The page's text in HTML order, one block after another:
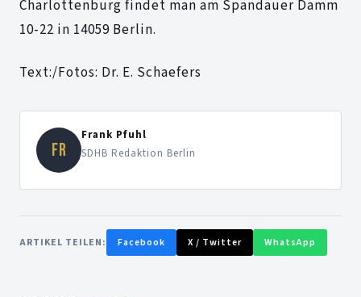
Charlottenburg findet man am Spandauer Damm
10-22 in 14059 Berlin.
Text:/Fotos: Dr. E. Schaefers
FR
Frank Pfuhl
SDHB Redaktion Berlin
ARTIKEL TEILEN: Facebook X / Twitter WhatsApp